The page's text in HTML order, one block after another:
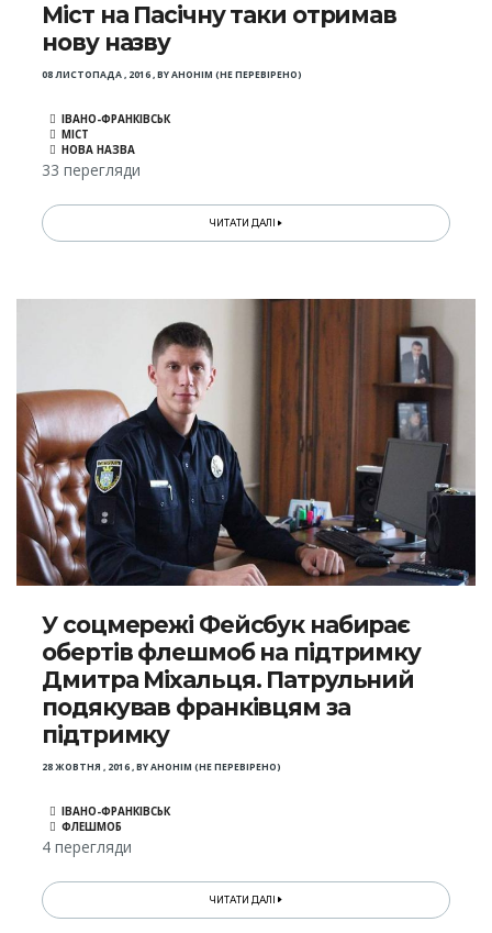
Міст на Пасічну таки отримав
нову назву
08 ЛИСТОПАДА , 2016,BYАНОНІМ (НЕ ПЕРЕВІРЕНО)
ІВАНО-ФРАНКІВСЬК
МІСТ
НОВА НАЗВА
33 перегляди
ЧИТАТИ ДАЛІ
У соцмережі Фейсбук набирає
обертів флешмоб на підтримку
Дмитра Міхальця. Патрульний
подякував франківцям за
підтримку
28 ЖОВТНЯ , 2016,BYАНОНІМ (НЕ ПЕРЕВІРЕНО)
ІВАНО-ФРАНКІВСЬК
ФЛЕШМОБ
4 перегляди
ЧИТАТИ ДАЛІ